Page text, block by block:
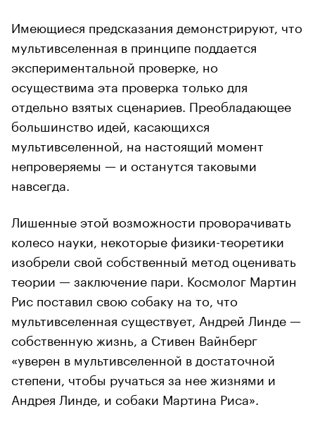
Имеющиеся предсказания демонстрируют, что
мультивселенная в принципе поддается
экспериментальной проверке, но
осуществима эта проверка только для
отдельно взятых сценариев. Преобладающее
большинство идей, касающихся
мультивселенной, на настоящий момент
непроверяемы — и останутся таковыми
навсегда.
Лишенные этой возможности проворачивать
колесо науки, некоторые физики-теоретики
изобрели свой собственный метод оценивать
теории — заключение пари. Космолог Мартин
Рис поставил свою собаку на то, что
мультивселенная существует, Андрей Линде —
собственную жизнь, а Стивен Вайнберг
«уверен в мультивселенной в достаточной
степени, чтобы ручаться за нее жизнями и
Андрея Линде, и собаки Мартина Риса».